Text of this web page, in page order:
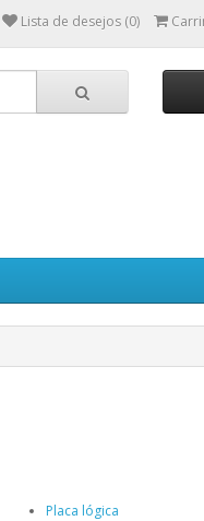
Lista de desejos (0)
Placa lógica